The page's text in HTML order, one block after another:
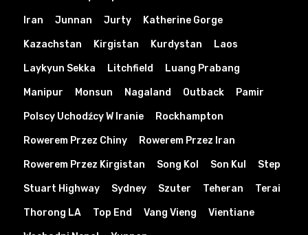
Iran Junnan Jurty Katherine Gorge
Kazachstan Kirgistan Kurdystan Laos
Laykyun Sekka Litchfield Luang Prabang
Manipur Monsun Nagaland Outback Pamir
Polscy Uchodźcy W Iranie Rockhampton
Rowerem Przez Chiny Rowerem Przez Iran
Rowerem Przez Kirgistan Song Kol Son Kul Step
Stuart Highway Sydney Szuter Teheran Terai
Thorong LA Top End Vang Vieng Vientiane